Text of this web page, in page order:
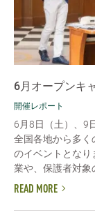
6月オープンキ
開催レポート
6月8日（土）、9
全国各地から多く
のイベントとなり
業や、保護者対象
READ MORE